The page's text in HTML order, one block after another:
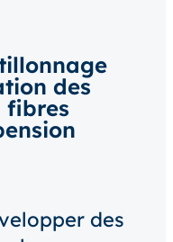
des
fibres
des